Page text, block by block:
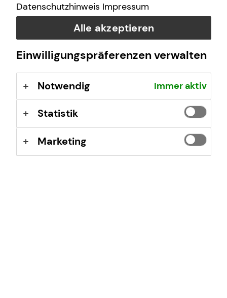
Datenschutzhinweis Impressum
Alle akzeptieren
Einwilligungspräferenzen verwalten
Notwendig Immer aktiv
Statistik
Marketing